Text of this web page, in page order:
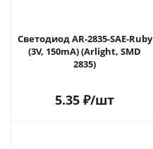
Светодиод AR-2835-SAE-Ruby
(3V, 150mA) (Arlight, SMD
2835)
5.35 ₽/шт